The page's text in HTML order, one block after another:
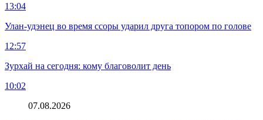
13:04
Улан-удэнец во время ссоры ударил друга топором по голове
12:57
Зурхай на сегодня: кому благоволит день
10:02
07.08.2026